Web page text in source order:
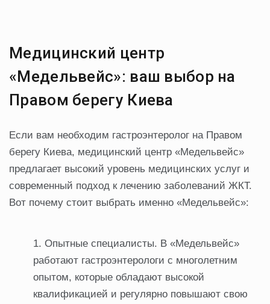
Медицинский центр
«Медельвейс»: ваш выбор на
Правом берегу Киева
Если вам необходим гастроэнтеролог на Правом
берегу Киева, медицинский центр «Медельвейс»
предлагает высокий уровень медицинских услуг и
современный подход к лечению заболеваний ЖКТ.
Вот почему стоит выбрать именно «Медельвейс»:
Опытные специалисты. В «Медельвейс»
работают гастроэнтерологи с многолетним
опытом, которые обладают высокой
квалификацией и регулярно повышают свою